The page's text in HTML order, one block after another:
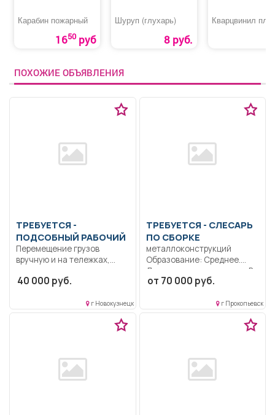
Карабин пожарный
1650руб
Шуруп (глухарь)
8 руб.
Кварцвинил
ПОХОЖИЕ ОБЪЯВЛЕНИЯ
ТРЕБУЕТСЯ -
ПОДСОБНЫЙ РАБОЧИЙ
Перемещение грузов
вручную и на тележках,
уборка...
40 000 руб.
г Новокузнецк
ТРЕБУЕТСЯ - СЛЕСАРЬ
ПО СБОРКЕ
металлоконструкций
Образование: Среднее.
Дисциплинированность.. В
соответствии с
от 70 000 руб.
г Прокопьевск